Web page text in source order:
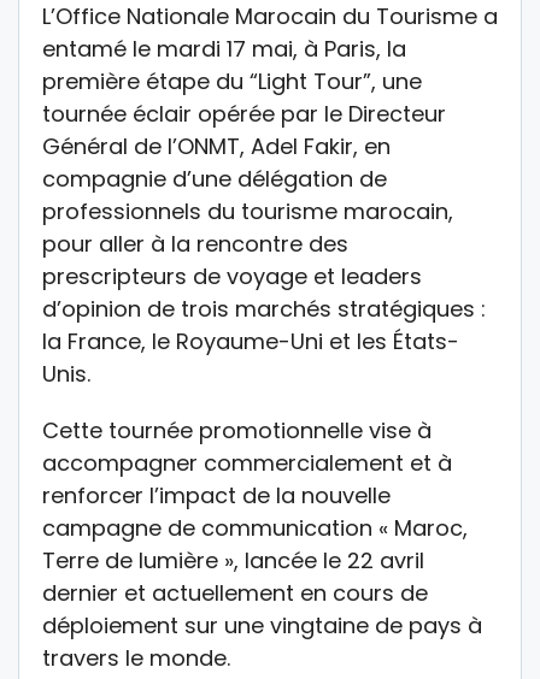
L’Office Nationale Marocain du Tourisme a
entamé le mardi 17 mai, à Paris, la
première étape du “Light Tour”, une
tournée éclair opérée par le Directeur
Général de l’ONMT, Adel Fakir, en
compagnie d’une délégation de
professionnels du tourisme marocain,
pour aller à la rencontre des
prescripteurs de voyage et leaders
d’opinion de trois marchés stratégiques :
la France, le Royaume-Uni et les États-
Unis.
Cette tournée promotionnelle vise à
accompagner commercialement et à
renforcer l’impact de la nouvelle
campagne de communication « Maroc,
Terre de lumière », lancée le 22 avril
dernier et actuellement en cours de
déploiement sur une vingtaine de pays à
travers le monde.